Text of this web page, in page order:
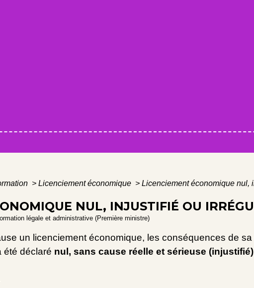
> Licenciement économique > Licenciement économique nul,
NUL, INJUSTIFIÉ OU
légale et administrative (Première ministre)
un licenciement économique, les conséquences de
été déclaré nul, sans cause réelle et sérieuse